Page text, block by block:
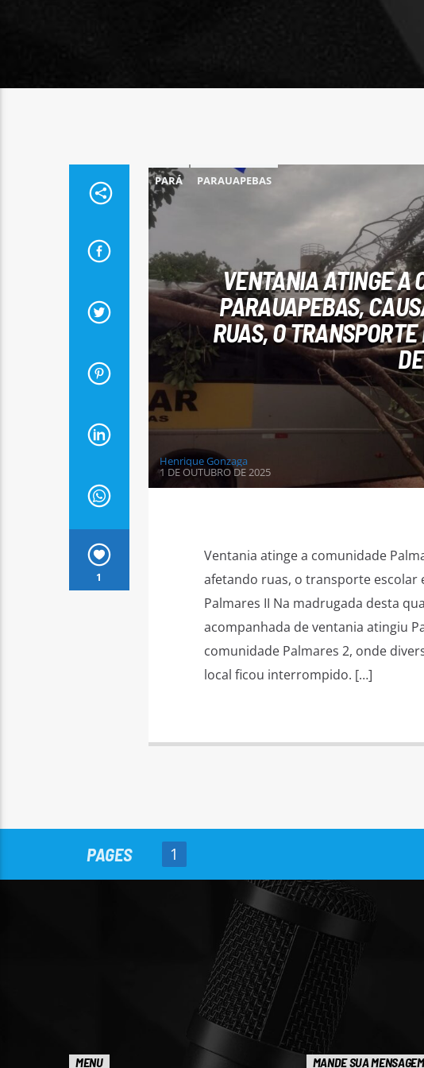
1
PARÁ PARAUAPEBAS
VENTANIA ATINGE A
PARAUAPEBAS,
RUAS, O
Henrique Gonzaga
1 DE OUTUBRO DE 2025
Ventania atinge a comunidade
afetando ruas, o transporte escolar
Palmares II Na madrugada desta
acompanhada de ventania atingiu
comunidade Palmares 2, onde
local ficou interrompido. […]
PAGES 1
MENU MANDE SUA